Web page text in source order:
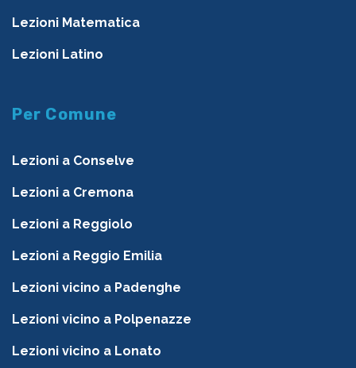
Lezioni Matematica
Lezioni Latino
Per Comune
Lezioni a Conselve
Lezioni a Cremona
Lezioni a Reggiolo
Lezioni a Reggio Emilia
Lezioni vicino a Padenghe
Lezioni vicino a Polpenazze
Lezioni vicino a Lonato